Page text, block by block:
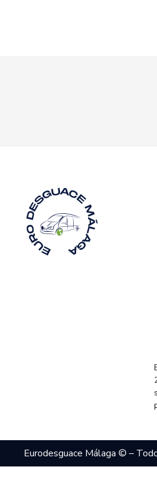
Eurodesguace Málaga © –